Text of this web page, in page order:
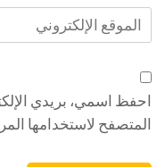
الموقع
الإلكتروني
احفظ اسمي، بريدي
المتصفح لاستخدامها